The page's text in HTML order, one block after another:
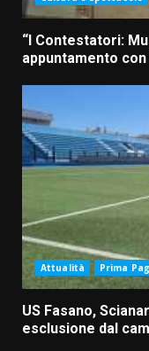
“I Contestatori:
appuntamento con
Attualità Prima
US Fasano,
esclusione dal